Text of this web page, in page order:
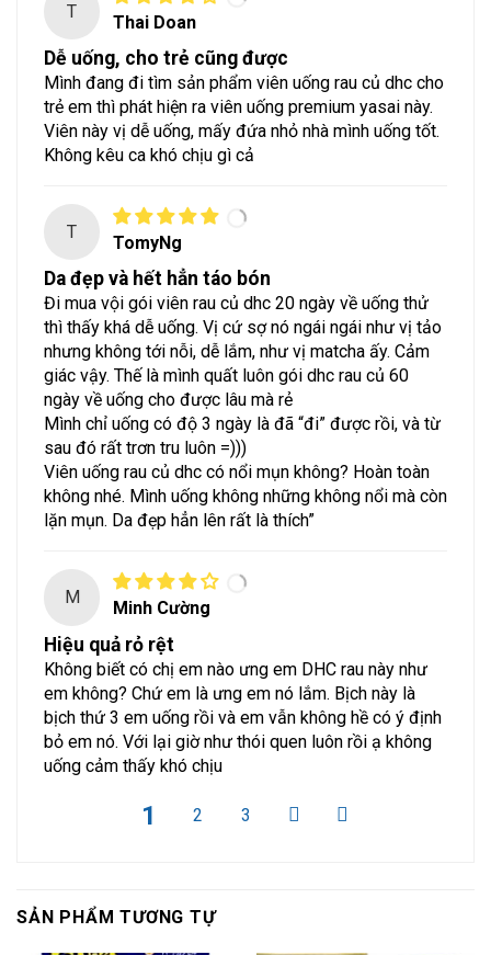
T
Thai Doan
Dễ uống, cho trẻ cũng được
Mình đang đi tìm sản phẩm viên uống rau củ dhc cho
trẻ em thì phát hiện ra viên uống premium yasai này.
Viên này vị dễ uống, mấy đứa nhỏ nhà mình uống tốt.
Không kêu ca khó chịu gì cả
T
TomyNg
Da đẹp và hết hẳn táo bón
Đi mua vội gói viên rau củ dhc 20 ngày về uống thử
thì thấy khá dễ uống. Vị cứ sợ nó ngái ngái như vị tảo
nhưng không tới nỗi, dễ lắm, như vị matcha ấy. Cảm
giác vậy. Thế là mình quất luôn gói dhc rau củ 60
ngày về uống cho được lâu mà rẻ
Mình chỉ uống có độ 3 ngày là đã “đi” được rồi, và từ
sau đó rất trơn tru luôn =)))
Viên uống rau củ dhc có nổi mụn không? Hoàn toàn
không nhé. Mình uống không những không nổi mà còn
lặn mụn. Da đẹp hẳn lên rất là thích”
M
Minh Cường
Hiệu quả rỏ rệt
Không biết có chị em nào ưng em DHC rau này như
em không? Chứ em là ưng em nó lắm. Bịch này là
bịch thứ 3 em uống rồi và em vẫn không hề có ý định
bỏ em nó. Với lại giờ như thói quen luôn rồi ạ không
uống cảm thấy khó chịu
1 2 3
SẢN PHẨM TƯƠNG TỰ